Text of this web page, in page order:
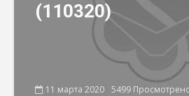
(110320)
11 марта 2020 5499